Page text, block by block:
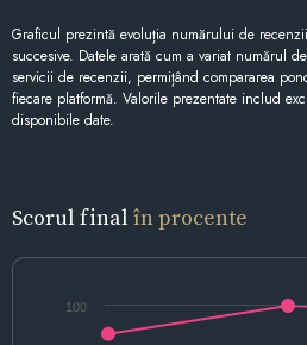
Graficul prezintă evoluția numărului de
succesive. Datele arată cum a variat numărul
servicii de recenzii, permițând compararea
fiecare platformă. Valorile prezentate includ
disponibile date.
Scorul final în procente
100